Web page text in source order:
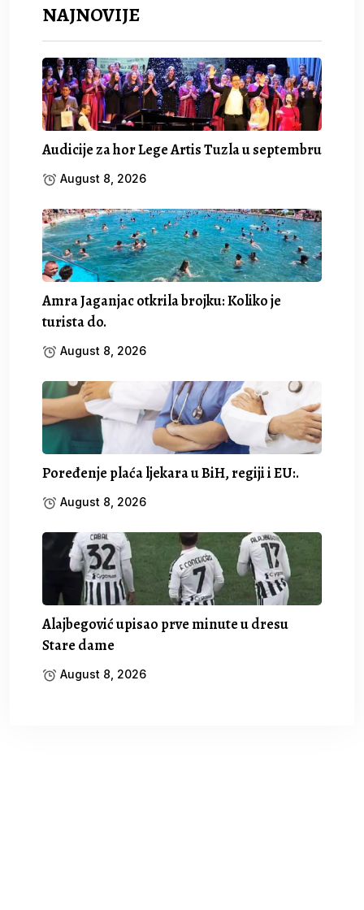
NAJNOVIJE
Audicije za hor Lege Artis Tuzla u septembru
August 8, 2026
Amra Jaganjac otkrila brojku: Koliko je
turista do.
August 8, 2026
Poređenje plaća ljekara u BiH, regiji i EU:.
August 8, 2026
Alajbegović upisao prve minute u dresu
Stare dame
August 8, 2026